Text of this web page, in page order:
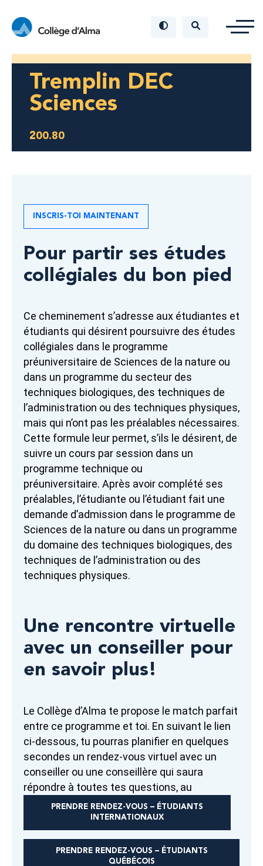
Tremplin DEC
Sciences
200.80
INSCRIS-TOI MAINTENANT
Pour partir ses études
collégiales du bon pied
Ce cheminement s’adresse aux étudiantes et
étudiants qui désirent poursuivre des études
collégiales dans le programme
préuniversitaire de Sciences de la nature ou
dans un programme du secteur des
techniques biologiques, des techniques de
l’administration ou des techniques physiques,
mais qui n’ont pas les préalables nécessaires.
Cette formule leur permet, s’ils le désirent, de
suivre un cours par session dans un
programme technique ou
préuniversitaire. Après avoir complété ses
préalables, l’étudiante ou l’étudiant fait une
demande d’admission dans le programme de
Sciences de la nature ou dans un programme
du domaine des techniques biologiques, des
techniques de l’administration ou des
techniques physiques.
Une rencontre virtuelle
avec un conseiller pour
en savoir plus!
Le Collège d’Alma te propose le match parfait
entre ce programme et toi. En suivant le lien
ci-dessous, tu pourras planifier en quelques
secondes un rendez-vous virtuel avec un
conseiller ou une conseillère qui saura
répondre à toutes tes questions, au
PRENDRE RENDEZ-VOUS – ÉTUDIANTS
INTERNATIONAUX
PRENDRE RENDEZ-VOUS – ÉTUDIANTS
QUÉBÉCOIS